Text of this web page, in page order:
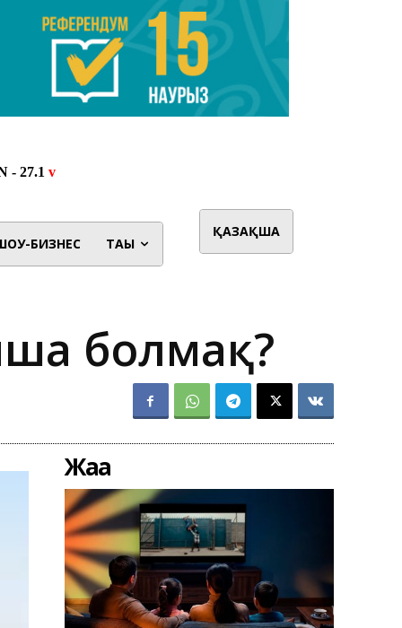
БИЗНЕС ТАҒЫ
ҚАЗАҚША
болмақ?
Жаңа